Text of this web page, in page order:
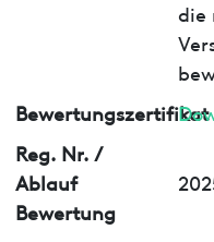
die
Bewertungszertifikat
Reg. Nr. /
Ablauf
Bewertung